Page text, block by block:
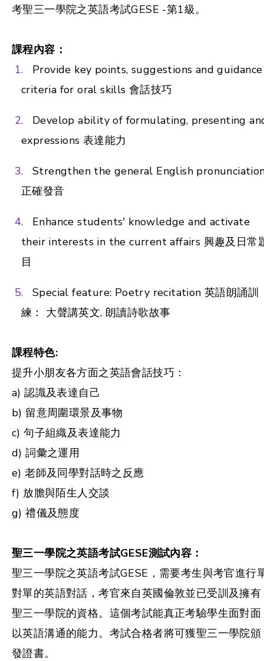
考聖三一學院之英語考試GESE -第1級。
課程內容：
Provide key points, suggestions and guidance
criteria for oral skills 會話技巧
Develop ability of formulating, presenting
expressions 表達能力
Strengthen the general English
正確發音
Enhance students' knowledge and activate
their interests in the current affairs 興趣及日常
目
Special feature: Poetry recitation 英語朗誦訓
練： 大聲講英文, 朗讀詩歌故事
課程特色:
提升小朋友各方面之英語會話技巧：
a) 認識及表達自己
b) 留意周圍環景及事物
c) 句子組織及表達能力
d) 詞彙之運用
e) 老師及同學對話時之反應
f) 放膽與陌生人交談
g) 禮儀及態度
聖三一學院之英語考試GESE測試內容：
聖三一學院之英語考試GESE，需要考生與考官進行
對單的英語對話，考官來自英國倫敦並已受訓及擁有
聖三一學院的資格。這個考試能真正考驗學生面對面
以英語溝通的能力。考試合格者將可獲聖三一學院頒
發證書。